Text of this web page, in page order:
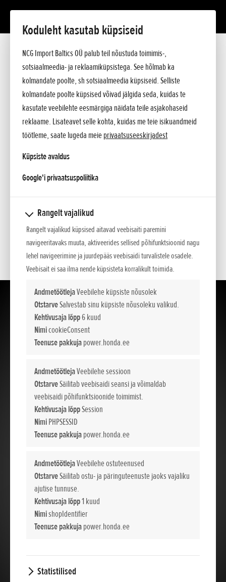
Koduleht kasutab küpsiseid
NCG Import Baltics OÜ palub teil nõustuda toimimis-,
sotsiaalmeedia- ja reklaamiküpsistega. See hõlmab ka
kolmandate poolte, sh sotsiaalmeedia küpsiseid. Selliste
kolmandate poolte küpsised võivad jälgida seda, kuidas te
kasutate veebilehte eesmärgiga näidata teile asjakohaseid
reklaame. Lisateavet selle kohta, kuidas me teie isikuandmeid
töötleme, saate lugeda meieprivaatsuseeskirjadest
Küpsiste avaldus
Google'i privaatsuspoliitikaopens in a new tab
Rangelt vajalikud
Rangelt vajalikud küpsised aitavad veebisaiti paremini
navigeeritavaks muuta, aktiveerides sellised põhifunktsioonid nagu
lehel navigeerimine ja juurdepääs veebisaidi turvalistele osadele.
Veebisait ei saa ilma nende küpsisteta korralikult toimida.
AndmetöötlejaVeebilehe küpsiste nõusolek
OtstarveSalvestab sinu küpsiste nõusoleku valikud.
Kehtivusaja lõpp6 kuud
NimicookieConsent
Teenuse pakkujapower.honda.ee
AndmetöötlejaVeebilehe sessioon
OtstarveSäilitab veebisaidi seansi ja võimaldab
veebisaidi põhifunktsioonide toimimist.
Kehtivusaja lõppSession
NimiPHPSESSID
Teenuse pakkujapower.honda.ee
AndmetöötlejaVeebilehe ostuteenused
OtstarveSäilitab ostu- ja päringuteenuste jaoks vajaliku
ajutise tunnuse.
Kehtivusaja lõpp1 kuud
NimishopIdentifier
Teenuse pakkujapower.honda.ee
Statistilised
Tutvustus
Tehnilised andmed
Hinnakiri
Küsi lisa
KÜSI PAKKUMIST
SOOVIN TEENINDUSE AEGA
KONTAKT
HHH 36 AXB
Akutoitel hekilõikur karastatud Šveitsi terasest kahepoolse
lõiketeraga.